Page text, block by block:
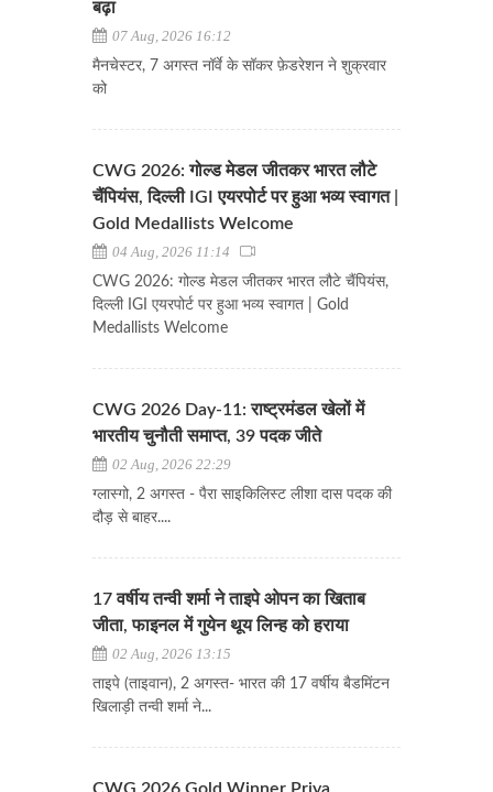
बढ़ा
07 Aug, 2026 16:12
मैनचेस्टर, 7 अगस्त नॉर्वे के सॉकर फ़ेडरेशन ने शुक्रवार
को
CWG 2026: गोल्ड मेडल जीतकर भारत लौटे
चैंपियंस, दिल्ली IGI एयरपोर्ट पर हुआ भव्य स्वागत |
Gold Medallists Welcome
04 Aug, 2026 11:14
CWG 2026: गोल्ड मेडल जीतकर भारत लौटे चैंपियंस,
दिल्ली IGI एयरपोर्ट पर हुआ भव्य स्वागत | Gold
Medallists Welcome
CWG 2026 Day-11: राष्ट्रमंडल खेलों में
भारतीय चुनौती समाप्त, 39 पदक जीते
02 Aug, 2026 22:29
ग्लास्गो, 2 अगस्त - पैरा साइकिलिस्ट लीशा दास पदक की
दौड़ से बाहर....
17 वर्षीय तन्वी शर्मा ने ताइपे ओपन का खिताब
जीता, फाइनल में गुयेन थूय लिन्ह को हराया
02 Aug, 2026 13:15
ताइपे (ताइवान), 2 अगस्त- भारत की 17 वर्षीय बैडमिंटन
खिलाड़ी तन्वी शर्मा ने...